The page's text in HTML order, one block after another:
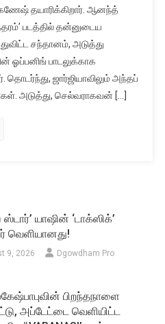
கணேஷ் தயாரிக்கிறார். ஆனந்த்
படத்தில் தன்னுடைய
சந்தானம், அடுத்து
ஓப்பனிங் பாடலுக்காக
தொடர்ந்து, ஜார்ஜியாவிலும் அந்தப்
அடுத்து, செல்வராகவன் […]
ஸ்டார்’ யாஷின் ‘டாக்ஸிக்’
வெளியானது!
9, 2026 Dgowdham Pro
பிறந்தநாளை
அப்டேட்டை வெளியிட்ட